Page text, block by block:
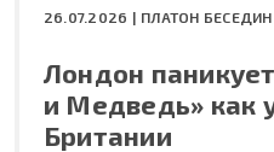
26.07.2026 | ПЛАТОН БЕСЕДИН
Лондон
и Медведь» как
Британии